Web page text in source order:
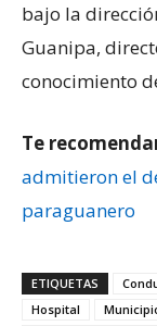
bajo la
Guanipa,
conocimiento
Te
admitieron el
paraguanero
ETIQUETAS
Hospital